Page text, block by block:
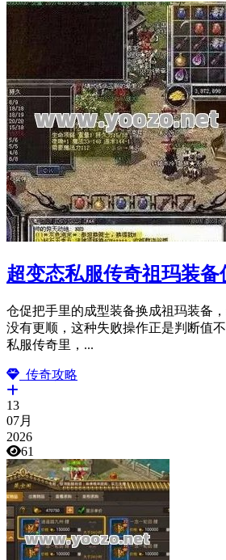
超变态私服传奇祖玛装备
仓促把手里的成型装备换成祖玛装备
没有更顺，这种失败操作正是判断值
私服传奇里，...
传奇攻略
13
07月
2026
61